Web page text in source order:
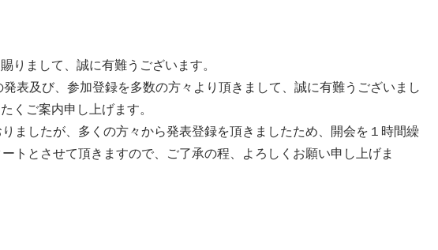
りまして、誠に有難うございます。
表及び、参加登録を多数の方々より頂きまして、誠に有難うございまし
くご案内申し上げます。
ましたが、多くの方々から発表登録を頂きましたため、開会を１時間繰
トとさせて頂きますので、ご了承の程、よろしくお願い申し上げま